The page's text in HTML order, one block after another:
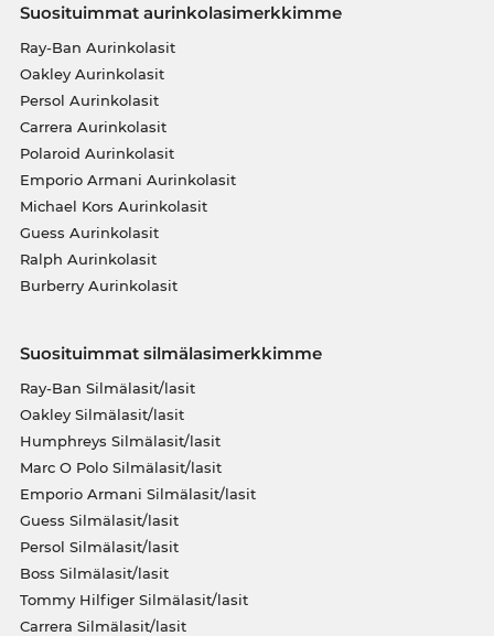
Suosituimmat aurinkolasimerkkimme
Ray-Ban Aurinkolasit
Oakley Aurinkolasit
Persol Aurinkolasit
Carrera Aurinkolasit
Polaroid Aurinkolasit
Emporio Armani Aurinkolasit
Michael Kors Aurinkolasit
Guess Aurinkolasit
Ralph Aurinkolasit
Burberry Aurinkolasit
Suosituimmat silmälasimerkkimme
Ray-Ban Silmälasit/lasit
Oakley Silmälasit/lasit
Humphreys Silmälasit/lasit
Marc O Polo Silmälasit/lasit
Emporio Armani Silmälasit/lasit
Guess Silmälasit/lasit
Persol Silmälasit/lasit
Boss Silmälasit/lasit
Tommy Hilfiger Silmälasit/lasit
Carrera Silmälasit/lasit